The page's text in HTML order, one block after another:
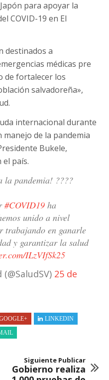
para apoyar la
COVID-19 en El
destinados a
médicas pre
de fortalecer los
salvadoreña»,
internacional durante
manejo de la pandemia
Bukele,
país.
la pandemia! ????
#COVID19 ha
unido a nivel
trabajando en ganarle
y garantizar la salud
ILzVIfSk25
25 de
LINKEDIN
Siguiente Publicar
Gobierno realiza